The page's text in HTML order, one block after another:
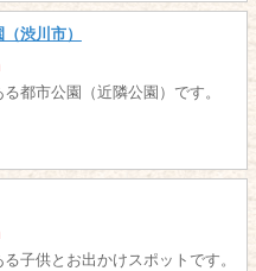
渋川市）
都市公園（近隣公園）です。
子供とお出かけスポットです。